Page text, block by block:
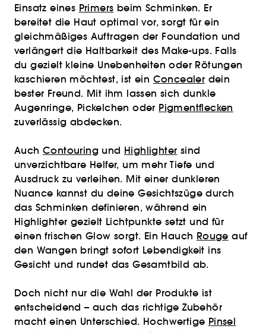
Einsatz eines Primers beim Schminken. Er
bereitet die Haut optimal vor, sorgt für ein
gleichmäßiges Auftragen der Foundation und
verlängert die Haltbarkeit des Make-ups. Falls
du gezielt kleine Unebenheiten oder Rötungen
kaschieren möchtest, ist ein Concealer dein
bester Freund. Mit ihm lassen sich dunkle
Augenringe, Pickelchen oder Pigmentflecken
zuverlässig abdecken.
Auch Contouring und Highlighter sind
unverzichtbare Helfer, um mehr Tiefe und
Ausdruck zu verleihen. Mit einer dunkleren
Nuance kannst du deine Gesichtszüge durch
das Schminken definieren, während ein
Highlighter gezielt Lichtpunkte setzt und für
einen frischen Glow sorgt. Ein Hauch Rouge auf
den Wangen bringt sofort Lebendigkeit ins
Gesicht und rundet das Gesamtbild ab.
Doch nicht nur die Wahl der Produkte ist
entscheidend – auch das richtige Zubehör
macht einen Unterschied. Hochwertige Pinsel